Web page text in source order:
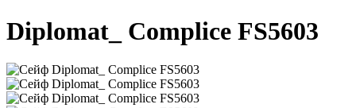
Diplomat_ Complice FS5603